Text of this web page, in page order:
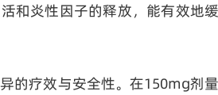
和炎性因子的释放，能有效地
的疗效与安全性。在150mg剂